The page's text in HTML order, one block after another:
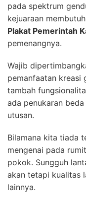
pada spektrum
kejuaraan
Plakat Pemerintah
pemenangnya.
Wajib
pemanfaatan kreasi
tambah
ada penukaran
utusan.
Bilamana kita tiada
mengenai pada
pokok. Sungguh
akan tetapi kualitas
lainnya.